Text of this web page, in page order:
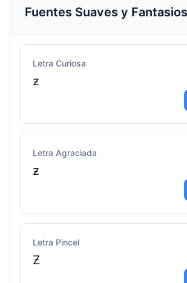
Fuentes Suaves y
Letra Curiosa
ƶ
Letra Agraciada
ƶ
Letra Pincel
Ƶ